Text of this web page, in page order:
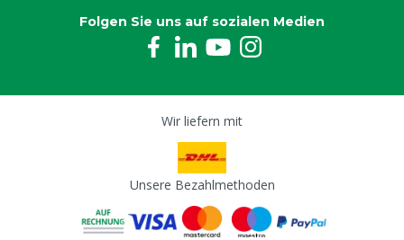
Folgen Sie uns auf sozialen Medien
Wir liefern mit
Unsere Bezahlmethoden